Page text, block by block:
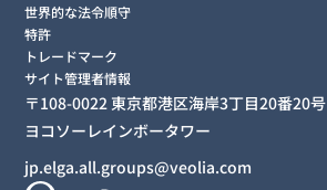
世界的な法令順守
特許
トレードマーク
サイト管理者情報
〒108-0022 東京都港区海岸3丁目20番20号
ヨコソーレインボータワー
jp.elga.all.groups@veolia.com